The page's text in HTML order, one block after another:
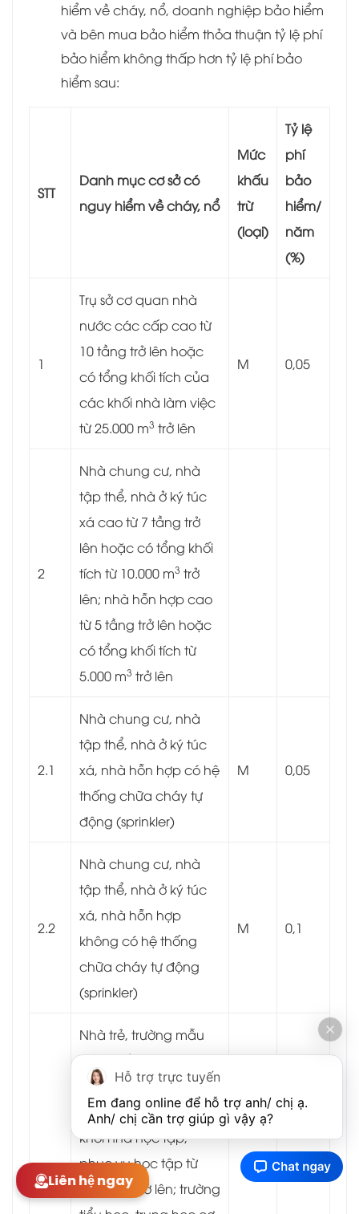
hiểm về cháy, nổ, doanh nghiệp bảo hiểm
và bên mua bảo hiểm thỏa thuận tỷ lệ phí
bảo hiểm không thấp hơn tỷ lệ phí bảo
hiểm sau:
STT
Danh mục cơ sở có
nguy hiểm về cháy, nổ
Mức
khấu
trừ
(loại)
Tỷ lệ
phí
bảo
hiểm/
năm
(%)
1
Trụ sở cơ quan nhà
nước các cấp cao từ
10 tầng trở lên hoặc
có tổng khối tích của
các khối nhà làm việc
từ 25.000 m3 trở lên
M 0,05
2
Nhà chung cư, nhà
tập thể, nhà ở ký túc
xá cao từ 7 tầng trở
lên hoặc có tổng khối
tích từ 10.000 m3 trở
lên; nhà hỗn hợp cao
từ 5 tầng trở lên hoặc
có tổng khối tích từ
5.000 m3 trở lên
2.1
Nhà chung cư, nhà
tập thể, nhà ở ký túc
xá, nhà hỗn hợp có hệ
thống chữa cháy tự
động (sprinkler)
M 0,05
2.2
Nhà chung cư, nhà
tập thể, nhà ở ký túc
xá, nhà hỗn hợp
không có hệ thống
chữa cháy tự động
(sprinkler)
M 0,1
Nhà trẻ, trường mẫu
giáo, mầm non có từ
350 cháu trở lên hoặc
có tổng khối tích các
khối nhà học tập,
phục vụ học tập từ
5.000 m3
trở lên; trường
Liên hệ ngay
Hỗ trợ trực tuyến
Em đang online để hỗ trợ anh/ chị ạ.
Anh/ chị cần trợ giúp gì vậy ạ?